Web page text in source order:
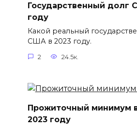
Государственный долг
году
Какой реальный
США в 2023 году.
2 24.5к.
Прожиточный минимум
2023 году